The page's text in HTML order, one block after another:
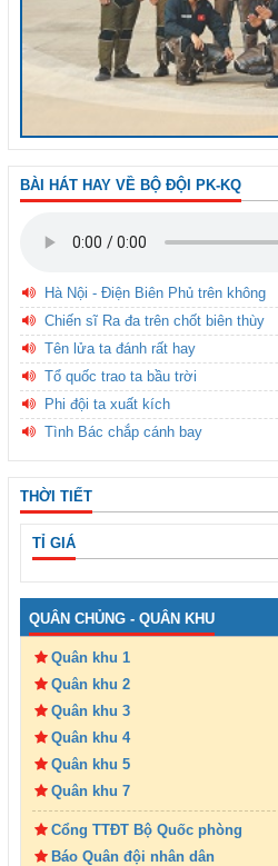
BÀI HÁT HAY VỀ BỘ ĐỘI PK-KQ
Hà Nội - Điện Biên Phủ trên không
Chiến sĩ Ra đa trên chốt biên thùy
Tên lửa ta đánh rất hay
Tổ quốc trao ta bầu trời
Phi đội ta xuất kích
Tình Bác chắp cánh bay
THỜI TIẾT
TỈ GIÁ
QUÂN CHỦNG - QUÂN KHU
Quân khu 1
Quân khu 2
Quân khu 3
Quân khu 4
Quân khu 5
Quân khu 7
Cổng TTĐT Bộ Quốc phòng
Báo Quân đội nhân dân